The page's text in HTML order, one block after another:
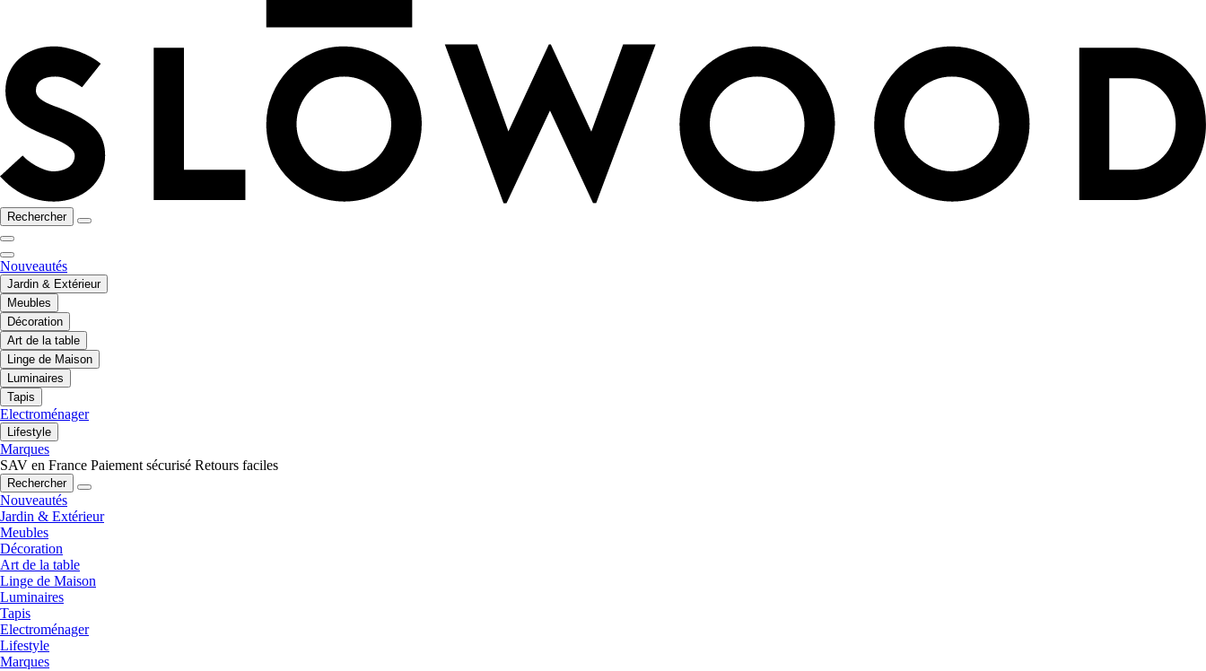
Rechercher
Nouveautés
Jardin & Extérieur
Meubles
Décoration
Art de la table
Linge de Maison
Luminaires
Tapis
Electroménager
Lifestyle
Marques
SAV en France Paiement sécurisé Retours faciles
Rechercher
Nouveautés
Jardin & Extérieur
Meubles
Décoration
Art de la table
Linge de Maison
Luminaires
Tapis
Electroménager
Lifestyle
Marques